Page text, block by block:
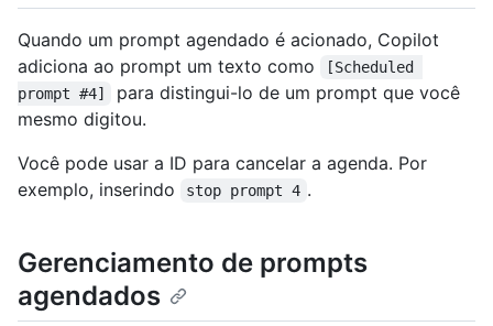
Quando um prompt agendado é acionado, Copilot
adiciona ao prompt um texto como
[Scheduled
prompt #4]
para distingui-lo de um prompt que você
mesmo digitou.
Você pode usar a ID para cancelar a agenda. Por
exemplo, inserindo
stop prompt 4 .
Gerenciamento de prompts
agendados